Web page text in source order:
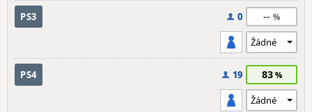
PS3 0 --
PS4 19 83